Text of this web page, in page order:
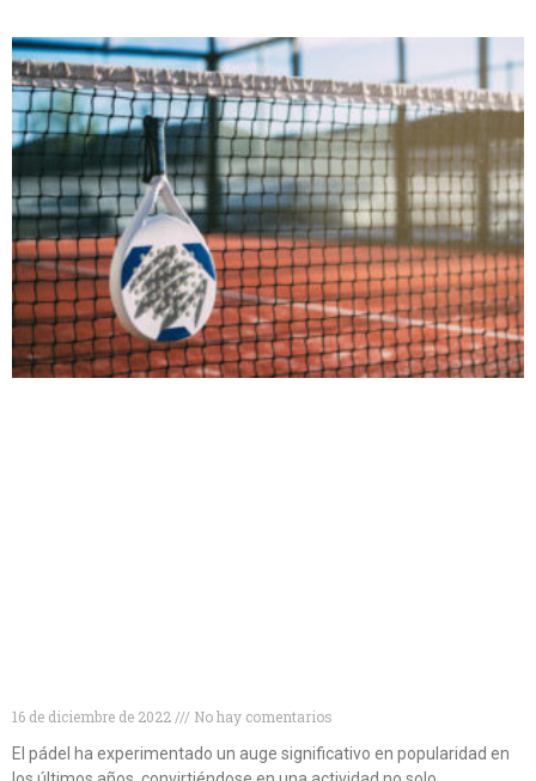
16 de diciembre de 2022
No hay comentarios
El pádel ha experimentado un auge significativo en popularidad en